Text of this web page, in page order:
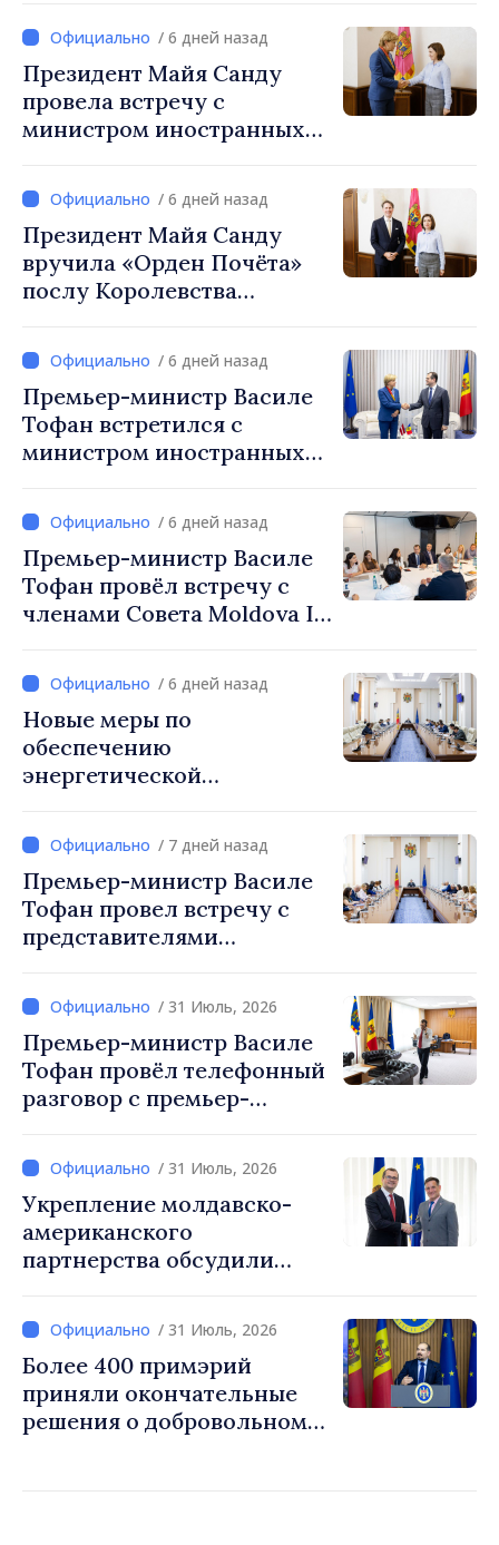
млрд леев. Генсекретарь
правительства Алексей
Бузу: «Деньги доступны.
Сейчас важно, чтобы
примэрии завершили
подготовили чёткие
проекты»
/ 6 дней назад
Президент Майя Санду
провела встречу с
министром иностранных
/ 6 дней назад
Президент Майя Санду
вручила «Орден Почёта»
послу Королевства
по случаю завершения его
полномочий/ 6 дней назад
Премьер-министр Василе
Тофан встретился с
министром иностранных
/ 6 дней назад
Премьер-министр Василе
Тофан провёл встречу с
членами Совета Moldova IT
будет союзником IT-
индустрии» / 6 дней назад
Новые меры по
обеспечению
энергетической
водных ресурсов
утверждены Нацкомиссией
по управлению кризисами
/ 7 дней назад
Премьер-министр Василе
Тофан провел встречу с
представителями
организаций и агентств в
Республике Молдова
/ 31 Июль, 2026
Премьер-министр Василе
Тофан провёл телефонный
разговор с премьер-
Сергеем Корецким
/ 31 Июль, 2026
Укрепление молдавско-
американского
партнерства обсудили
Тофан и временный
поверенный в делах
посольства США в РМ Ник
Петрович
/ 31 Июль, 2026
Более 400 примэрий
приняли окончательные
решения о добровольном